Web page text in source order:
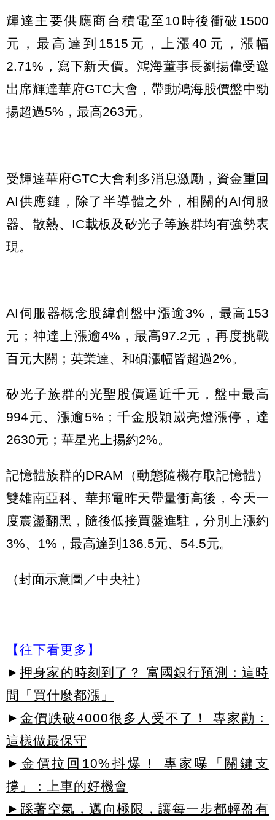
輝達主要供應商台積電至10時後衝破1500
元，最高達到1515元，上漲40元，漲幅
2.71%，寫下新天價。鴻海董事長劉揚偉受邀
出席輝達華府GTC大會，帶動鴻海股價盤中勁
揚超過5%，最高263元。
受輝達華府GTC大會利多消息激勵，資金重回
AI供應鏈，除了半導體之外，相關的AI伺服
器、散熱、IC載板及矽光子等族群均有強勢表
現。
AI伺服器概念股緯創盤中漲逾3%，最高153
元；神達上漲逾4%，最高97.2元，再度挑戰
百元大關；英業達、和碩漲幅皆超過2%。
矽光子族群的光聖股價逼近千元，盤中最高
994元、漲逾5%；千金股穎崴亮燈漲停，達
2630元；華星光上揚約2%。
記憶體族群的DRAM（動態隨機存取記憶體）
雙雄南亞科、華邦電昨天帶量衝高後，今天一
度震盪翻黑，隨後低接買盤進駐，分別上漲約
3%、1%，最高達到136.5元、54.5元。
（封面示意圖／中央社）
【往下看更多】
► 押身家的時刻到了？ 富國銀行預測：這時
間「買什麼都漲」
► 金價跌破4000很多人受不了！ 專家勸：
這樣做最保守
► 金價拉回10%抖爆！ 專家曝「關鍵支
撐」：上車的好機會
►踩著空氣，邁向極限，讓每一步都輕盈有